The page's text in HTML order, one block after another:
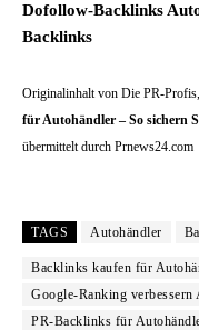
Dofollow-Backlinks
Backlinks
Originalinhalt von Die PR-
für Autohändler – So sichern
übermittelt durch Prnews24.com
TAGS Autohändler
Backlinks kaufen für
Google-Ranking verbessern
PR-Backlinks für